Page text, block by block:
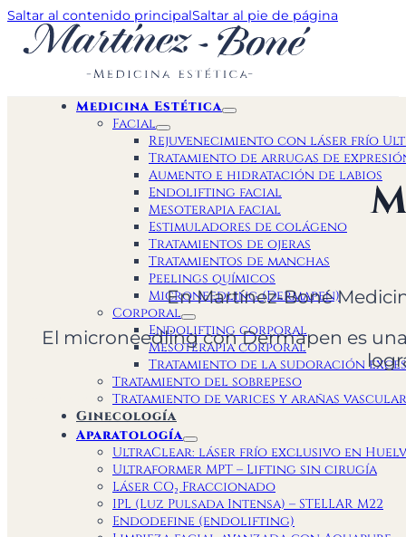
Saltar al contenido principalSaltar al pie de página
Medicina Estética
Facial
Rejuvenecimiento con láser frío
Tratamiento de arrugas de
Aumento e hidratación de labios
Endolifting facial
Mesoterapia facial
Estimuladores de colágeno
Tratamientos de ojeras
Tratamientos de manchas
Peelings químicos
Microneedling (Dermapen)
Corporal
Endolifting corporal
Mesoterapia corporal
Tratamiento de la sudoración
Tratamiento del sobrepeso
Tratamiento de varices y arañas
Ginecología
Aparatología
UltraClear: láser frío exclusivo en
Ultraformer MPT – Lifting sin cirugía
Láser CO₂ Fraccionado
IPL (Luz Pulsada Intensa) – STELLAR M22
Endodefine (endolifting)
En Martínez-Boné
El microneedling con Dermapen es
Solicitar cita +